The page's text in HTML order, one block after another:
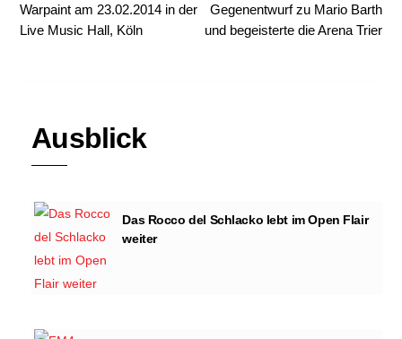
Warpaint am 23.02.2014 in der
Live Music Hall, Köln
Gegenentwurf zu Mario Barth
und begeisterte die Arena Trier
Ausblick
Das Rocco del Schlacko lebt im Open Flair
weiter